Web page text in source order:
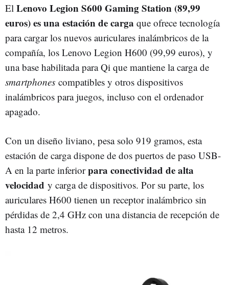
El Lenovo Legion S600 Gaming Station (89,99
euros) es una estación de carga que ofrece tecnología
para cargar los nuevos auriculares inalámbricos de la
compañía, los Lenovo Legion H600 (99,99 euros), y
una base habilitada para Qi que mantiene la carga de
smartphones compatibles y otros dispositivos
inalámbricos para juegos, incluso con el ordenador
apagado.
Con un diseño liviano, pesa solo 919 gramos, esta
estación de carga dispone de dos puertos de paso USB-
A en la parte inferiorpara conectividad de alta
velocidad y carga de dispositivos. Por su parte, los
auriculares H600 tienen un receptor inalámbrico sin
pérdidas de 2,4 GHz con una distancia de recepción de
hasta 12 metros.